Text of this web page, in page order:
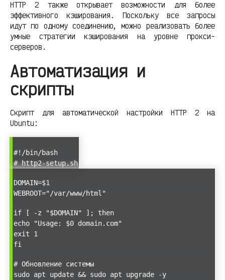
HTTP 2 также открывает возможности для более
эффективного кэширования. Поскольку все запросы
идут по одному соединению, можно реализовать более
умные стратегии кэширования на уровне прокси-
серверов.
Автоматизация и
скрипты
Скрипт для автоматической настройки HTTP 2 на
Ubuntu:
#!/bin/bash
# http2-setup.sh
DOMAIN=$1
WEBROOT="/var/www/html"
if [ -z "$DOMAIN" ]; then
echo "Usage: $0 domain.com"
exit 1
fi
# Обновление системы
sudo apt update && sudo apt upgrade -y